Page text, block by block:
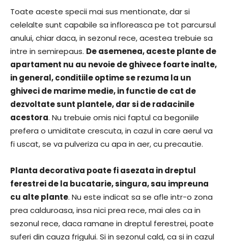
Toate aceste specii mai sus mentionate, dar si
celelalte sunt capabile sa infloreasca pe tot parcursul
anului, chiar daca, in sezonul rece, acestea trebuie sa
intre in semirepaus. De asemenea, aceste plante de
apartament nu au nevoie de ghivece foarte inalte,
in general, conditiile optime se rezuma la un
ghiveci de marime medie, in functie de cat de
dezvoltate sunt plantele, dar si de radacinile
acestora. Nu trebuie omis nici faptul ca begoniile
prefera o umiditate crescuta, in cazul in care aerul va
fi uscat, se va pulveriza cu apa in aer, cu precautie.
Planta decorativa poate fi asezata in dreptul
ferestrei de la bucatarie, singura, sau impreuna
cu alte plante. Nu este indicat sa se afle intr-o zona
prea calduroasa, insa nici prea rece, mai ales ca in
sezonul rece, daca ramane in dreptul ferestrei, poate
suferi din cauza frigului. Si in sezonul cald, ca si in cazul